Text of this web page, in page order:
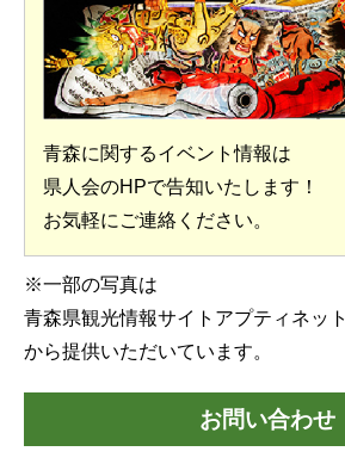
青森に関するイベント情報は
県人会のHPで告知いたします！
お気軽にご連絡ください。
※一部の写真は
青森県観光情報サイトアプティネット
から提供いただいています。
お問い合わせ